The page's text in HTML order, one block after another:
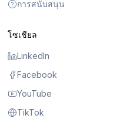
การสนับสนุน
โซเชียล
LinkedIn
Facebook
YouTube
TikTok